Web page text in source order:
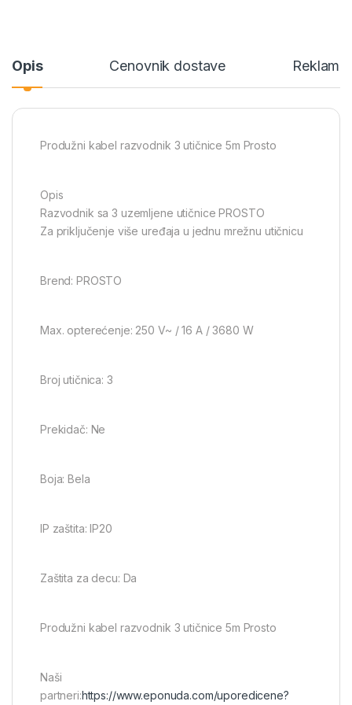
Opis Cenovnik dostave
Produžni kabel razvodnik 3 utičnice 5m Prosto
Opis
Razvodnik sa 3 uzemljene utičnice PROSTO
Za priključenje više uređaja u jednu mrežnu utičnicu
Brend: PROSTO
Max. opterećenje: 250 V~ / 16 A / 3680 W
Broj utičnica: 3
Prekidač: Ne
Boja: Bela
IP zaštita: IP20
Zaštita za decu: Da
Produžni kabel razvodnik 3 utičnice 5m Prosto
Naši
partneri:https://www.eponuda.com/uporedicene?